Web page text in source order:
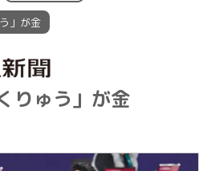
」が金
りゅう」が金